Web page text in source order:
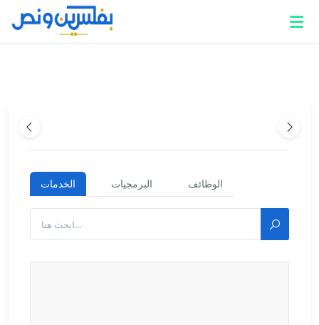
الخدمات البرمجيات الوظائف